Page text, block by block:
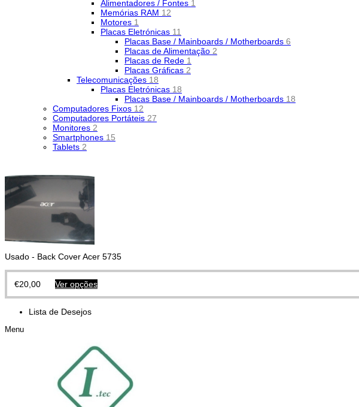
Alimentadores / Fontes 1
Memórias RAM 12
Motores 1
Placas Eletrónicas 11
Placas Base / Mainboards / Motherboards 6
Placas de Alimentação 2
Placas de Rede 1
Placas Gráficas 2
Telecomunicações 18
Placas Eletrónicas 18
Placas Base / Mainboards / Motherboards 18
Computadores Fixos 12
Computadores Portáteis 27
Monitores 2
Smartphones 15
Tablets 2
Usado - Back Cover Acer 5735
€20,00 Ver opções
Lista de Desejos
Menu